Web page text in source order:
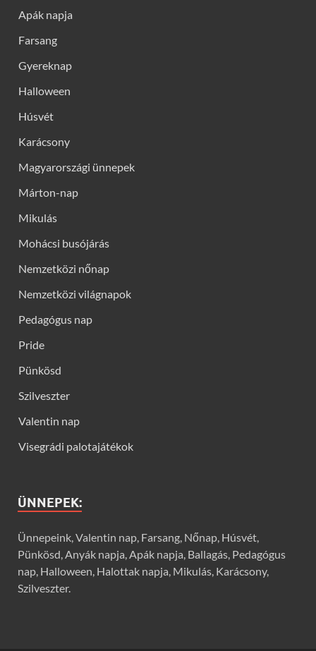
Apák napja
Farsang
Gyereknap
Halloween
Húsvét
Karácsony
Magyarországi ünnepek
Márton-nap
Mikulás
Mohácsi busójárás
Nemzetközi nőnap
Nemzetközi világnapok
Pedagógus nap
Pride
Pünkösd
Szilveszter
Valentin nap
Visegrádi palotajátékok
ÜNNEPEK:
Ünnepeink, Valentin nap, Farsang, Nőnap, Húsvét,
Pünkösd, Anyák napja, Apák napja, Ballagás, Pedagógus
nap, Halloween, Halottak napja, Mikulás, Karácsony,
Szilveszter.